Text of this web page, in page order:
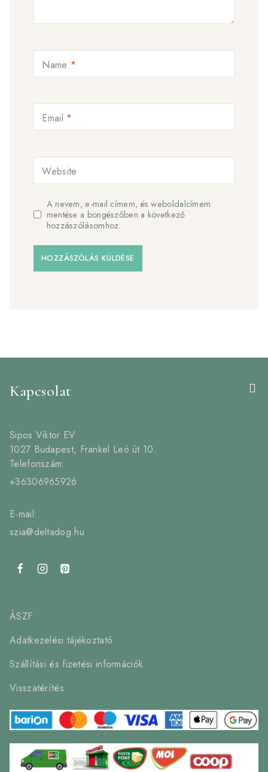
Name *
Email *
Website
A nevem, e-mail címem, és weboldalcímem
mentése a böngészőben a következő
hozzászólásomhoz.
Kapcsolat
Sipos Viktor EV
1027 Budapest, Frankel Leó út 10.
Telefonszám:
+36306965926
E-mail:
szia@deltadog.hu
ÁSZF
Adatkezelési tájékoztató
Szállítási és fizetési információk
Visszatérítés